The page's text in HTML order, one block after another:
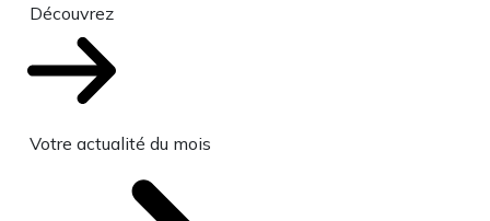
Découvrez
Votre actualité du mois